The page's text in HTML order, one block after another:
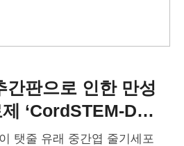
간판으로 인한 만성
‘CordSTEM-DD’
료탯줄 유래 중간엽 줄기세포